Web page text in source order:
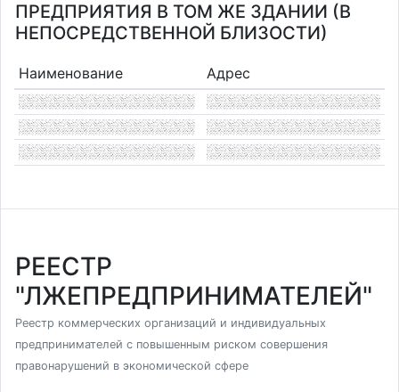
ПРЕДПРИЯТИЯ В ТОМ ЖЕ ЗДАНИИ (В
НЕПОСРЕДСТВЕННОЙ БЛИЗОСТИ)
Наименование Адрес
РЕЕСТР
"ЛЖЕПРЕДПРИНИМАТЕЛЕЙ"
Реестр коммерческих организаций и индивидуальных
предпринимателей с повышенным риском совершения
правонарушений в экономической сфере